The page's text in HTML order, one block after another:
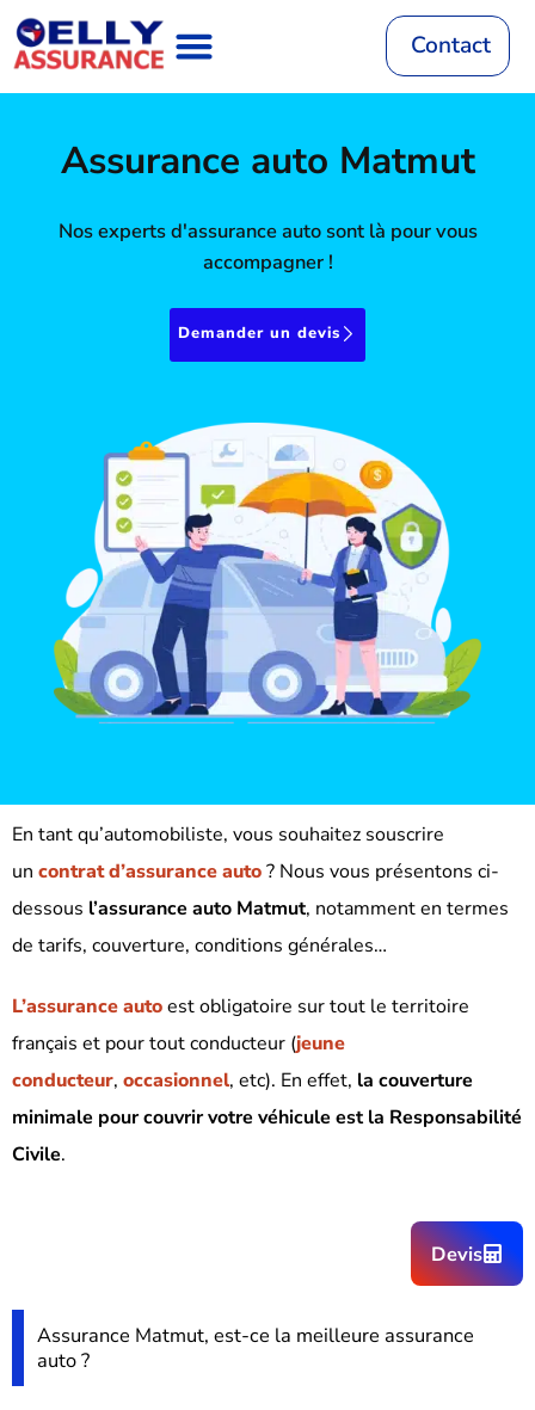
au
contenu
Contact
Assurance auto Matmut
Nos experts d'assurance auto sont là pour vous
accompagner !
Demander un devis
En tant qu’automobiliste, vous souhaitez souscrire
un contrat d’assurance auto? Nous vous présentons ci-
dessous l’assurance auto Matmut, notamment en termes
de tarifs, couverture, conditions générales…
L’assurance autoest obligatoire sur tout le territoire
français et pour tout conducteur (jeune
conducteur, occasionnel, etc). En effet, la couverture
minimale pour couvrir votre véhicule est la Responsabilité
Civile.
Devis
Assurance Matmut, est-ce la meilleure assurance
auto ?